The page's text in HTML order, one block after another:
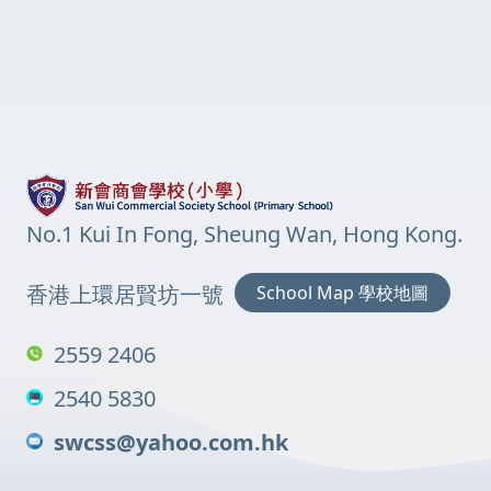
No.1 Kui In Fong, Sheung Wan, Hong Kong.
香港上環居賢坊一號 School Map 學校地圖
2559 2406
2540 5830
swcss@yahoo.com.hk